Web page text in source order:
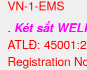
VN-1-EMS
. Két sắt
ATLĐ:
Registration